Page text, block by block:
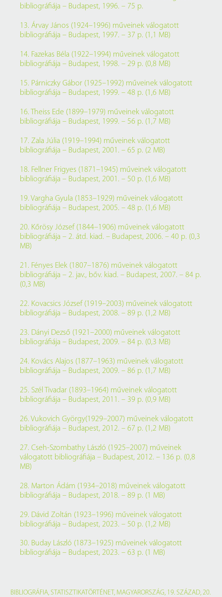
bibliográfiája – Budapest, 1996. – 75 p.
13. Árvay János (1924–1996) műveinek válogatott
bibliográfiája – Budapest, 1997. – 37 p. (1,1 MB)
14. Fazekas Béla (1922–1994) műveinek válogatott
bibliográfiája – Budapest, 1998. – 29 p. (0,8 MB)
15. Párniczky Gábor (1925–1992) műveinek válogatott
bibliográfiája – Budapest, 1999. – 48 p. (1,6 MB)
16. Theiss Ede (1899–1979) műveinek válogatott
bibliográfiája – Budapest, 1999. – 56 p. (1,7 MB)
17. Zala Júlia (1919–1994) műveinek válogatott
bibliográfiája – Budapest, 2001. – 65 p. (2 MB)
18. Fellner Frigyes (1871–1945) műveinek válogatott
bibliográfiája – Budapest, 2001. – 50 p. (1,6 MB)
19. Vargha Gyula (1853–1929) műveinek válogatott
bibliográfiája – Budapest, 2005. – 48 p. (1,6 MB)
20. Kőrösy József (1844–1906) műveinek válogatott
bibliográfiája – 2. átd. kiad. – Budapest, 2006. – 40 p. (0,3
MB)
21. Fényes Elek (1807–1876) műveinek válogatott
bibliográfiája – 2. jav., bőv. kiad. – Budapest, 2007. – 84 p.
(0,3 MB)
22. Kovacsics József (1919–2003) műveinek válogatott
bibliográfiája – Budapest, 2008. – 89 p. (1,2 MB)
23. Dányi Dezső (1921–2000) műveinek válogatott
bibliográfiája – Budapest, 2009. – 84 p. (0,3 MB)
24. Kovács Alajos (1877–1963) műveinek válogatott
bibliográfiája – Budapest, 2009. – 86 p. (1,7 MB)
25. Szél Tivadar (1893–1964) műveinek válogatott
bibliográfiája – Budapest, 2011. – 39 p. (0,9 MB)
26. Vukovich György(1929–2007) műveinek válogatott
bibliográfiája – Budapest, 2012. – 67 p. (1,2 MB)
27. Cseh-Szombathy László (1925–2007) műveinek
válogatott bibliográfiája – Budapest, 2012. – 136 p. (0,8
MB)
28. Marton Ádám (1934–2018) műveinek válogatott
bibliográfiája – Budapest, 2018. – 89 p. (1 MB)
29. Dávid Zoltán (1923–1996) műveinek válogatott
bibliográfiája – Budapest, 2023. – 50 p. (1,2 MB)
30. Buday László (1873–1925) műveinek válogatott
bibliográfiája – Budapest, 2023. – 63 p. (1 MB)
BIBLIOGRÁFIA, STATISZTIKATÖRTÉNET, MAGYARORSZÁG, 19. SZÁZAD, 20.